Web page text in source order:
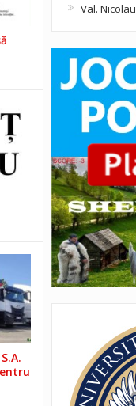
Val. Nicolau